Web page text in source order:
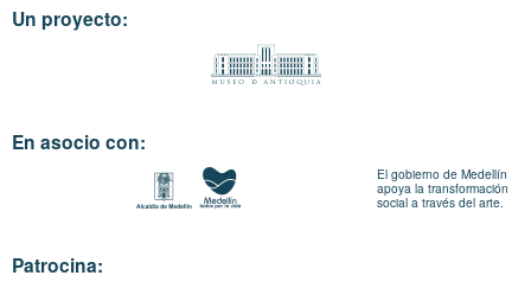
Un proyecto:
En asocio con:
El gobierno de Medellín
apoya la transformación
social a través del arte.
Patrocina: